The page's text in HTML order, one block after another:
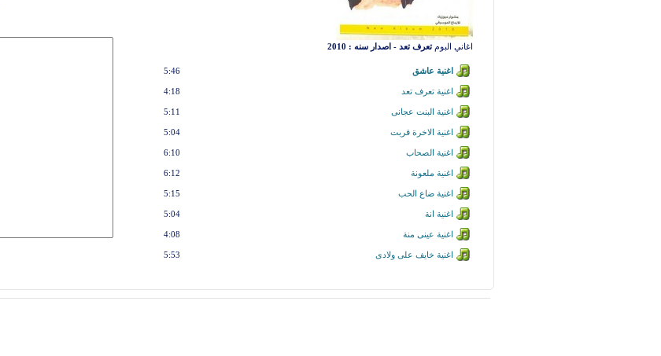
اغاني البومتعرف تعد - اصدار سنه : 2010
اغنية عاشق 5:46
اغنية تعرف تعد 4:18
اغنية البنت عجانى 5:11
اغنية الاخرة قربت 5:04
اغنية الصحاب 6:10
اغنية ملعونة 6:12
اغنية ضاع الحب 5:15
اغنية انة 5:04
اغنية عينى منة 4:08
اغنية خايف على ولادى 5:53